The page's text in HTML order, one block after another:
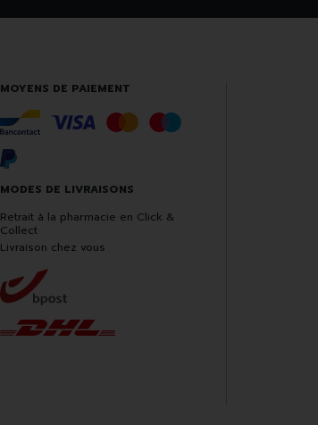
MOYENS DE PAIEMENT
MODES DE LIVRAISONS
Retrait à la pharmacie en Click &
Collect
Livraison chez vous